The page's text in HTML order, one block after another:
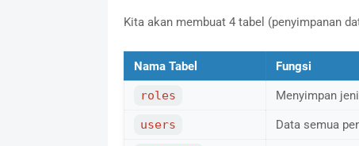
Kita akan membuat 4 tabel (penyimpanan
Nama Tabel Fungsi
roles Menyimpan
users Data semua